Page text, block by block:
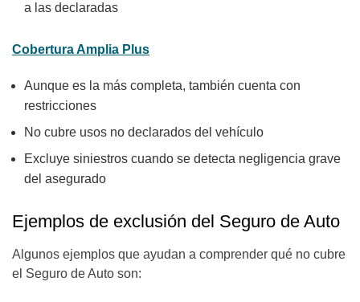
a las declaradas
Cobertura Amplia Plus
Aunque es la más completa, también cuenta con
restricciones
No cubre usos no declarados del vehículo
Excluye siniestros cuando se detecta negligencia grave
del asegurado
Ejemplos de exclusión del Seguro de Auto
Algunos ejemplos que ayudan a comprender qué no cubre
el Seguro de Auto son: